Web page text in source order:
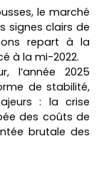
le marché
signes clairs de
repart à la
à la mi-2022.
l’année 2025
de stabilité,
: la crise
des coûts de
brutale des